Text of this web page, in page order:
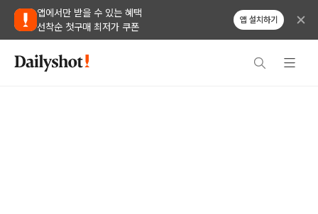
앱에서만 받을 수 있는 혜택
선착순 첫구매 최저가 쿠폰
앱 설치하기